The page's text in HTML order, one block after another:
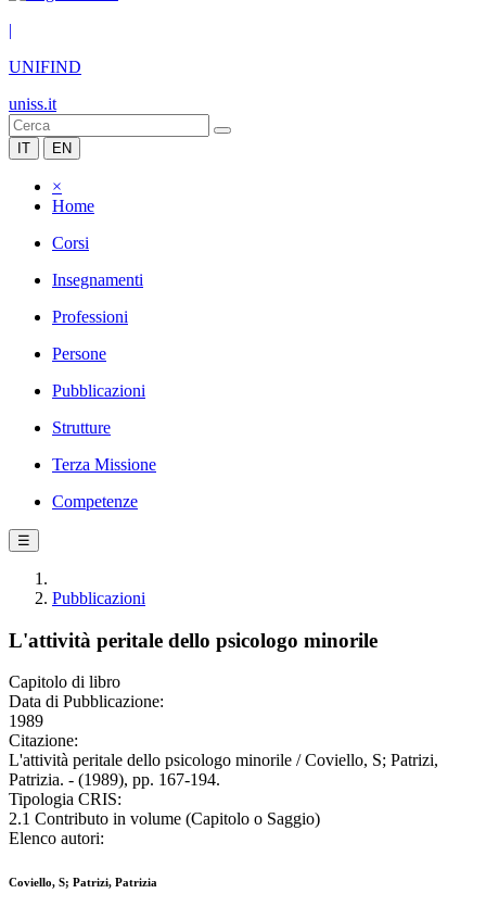
|
UNIFIND
uniss.it
IT EN
×
Home
Corsi
Insegnamenti
Professioni
Persone
Pubblicazioni
Strutture
Terza Missione
Competenze
☰
Pubblicazioni
L'attività peritale dello psicologo minorile
Capitolo di libro
Data di Pubblicazione:
1989
Citazione:
L'attività peritale dello psicologo minorile / Coviello, S; Patrizi,
Patrizia. - (1989), pp. 167-194.
Tipologia CRIS:
2.1 Contributo in volume (Capitolo o Saggio)
Elenco autori:
Coviello, S; Patrizi, Patrizia